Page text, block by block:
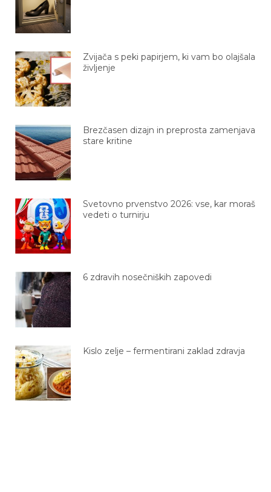
Zvijača s peki papirjem, ki vam bo olajšala
življenje
Brezčasen dizajn in preprosta zamenjava
stare kritine
Svetovno prvenstvo 2026: vse, kar moraš
vedeti o turnirju
6 zdravih nosečniških zapovedi
Kislo zelje – fermentirani zaklad zdravja